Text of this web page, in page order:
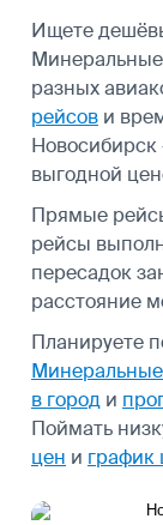
Ищете
разных
рейсов и
выгодной
Прямые
рейсы
пересадок
расстояние
Планируете
в город и
Поймать
цен и график